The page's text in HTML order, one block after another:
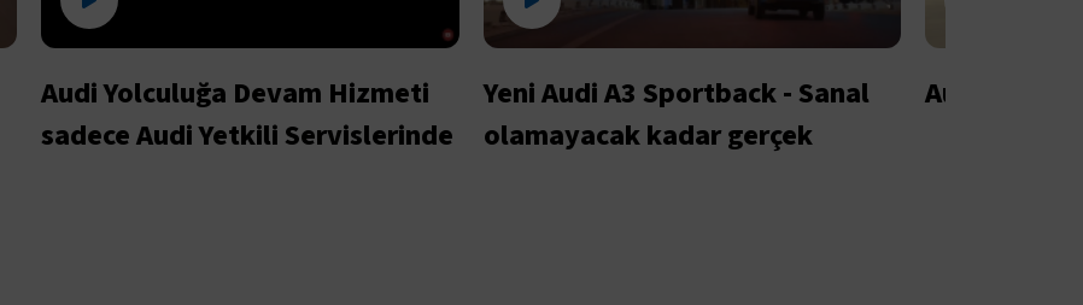
Audi Yolculuğa Devam Hizmeti
sadece Audi Yetkili Servislerinde
Yeni Audi A3 Sportback - Sanal
olamayacak kadar gerçek
Audi Q2